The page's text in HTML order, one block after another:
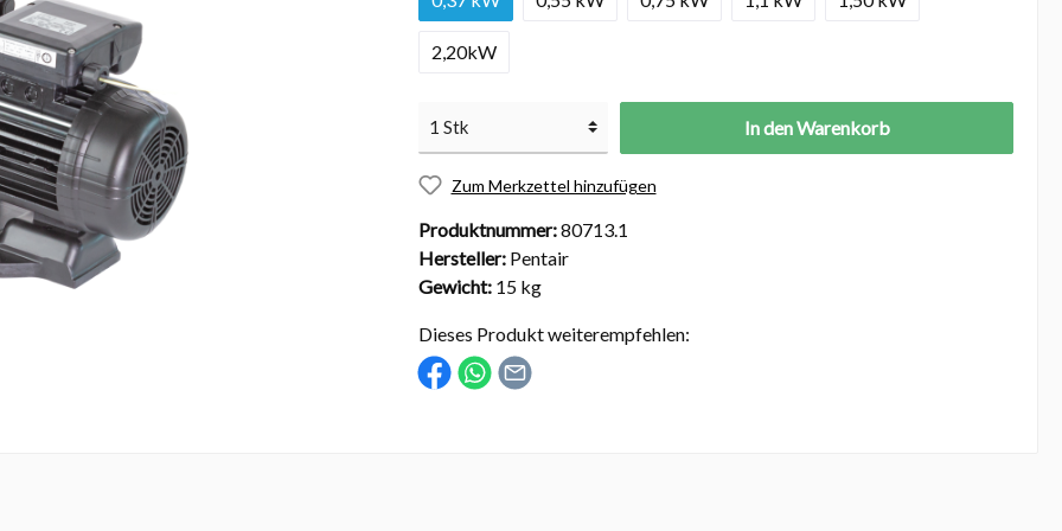
Installationsmaterial
Kugelhähne
Abdeckungen
Solarabdeckungen
Rollabdeckungen
Schachtabdeckungen
Überdachungen
2,20kW
In den Warenkorb
Zum Merkzettel hinzufügen
Produktnummer:80713.1
Hersteller: Pentair
Gewicht: 15 kg
Dieses Produkt weiterempfehlen: